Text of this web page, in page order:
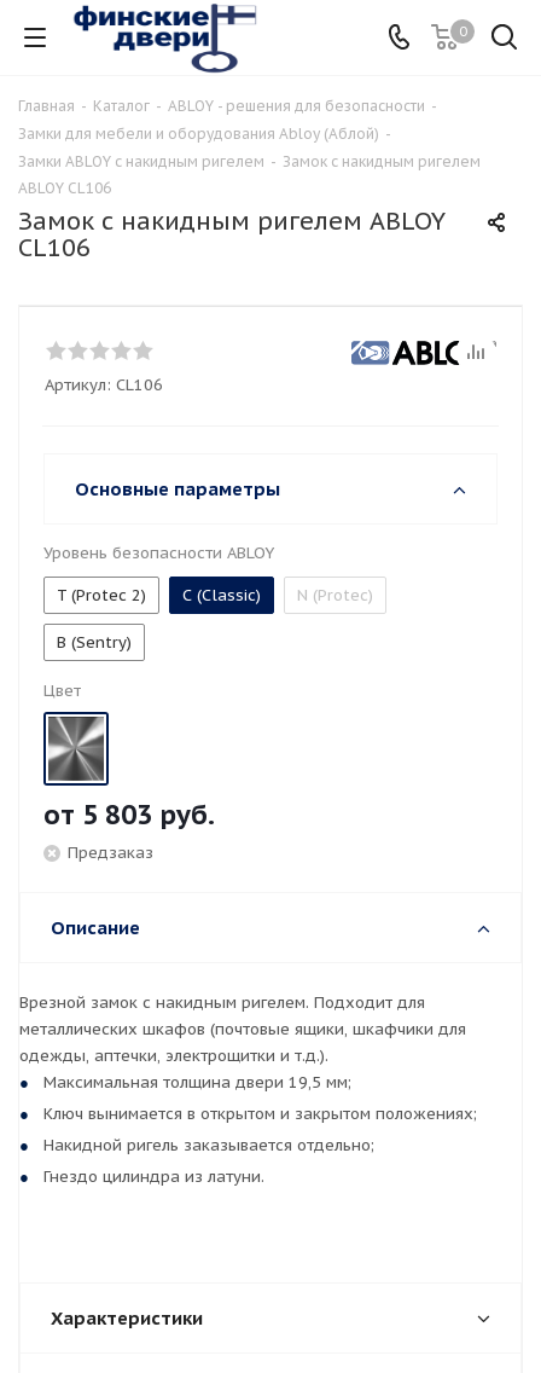
0
Главная - Каталог - ABLOY - решения для безопасности -
Замки для мебели и оборудования Abloy (Аблой) -
Замки ABLOY с накидным ригелем - Замок с накидным ригелем
ABLOY CL106
Замок с накидным ригелем ABLOY
CL106
Артикул: CL106
Основные параметры
Уровень безопасности ABLOY
T (Protec 2) С (Classic) N (Protec)
B (Sentry)
Цвет
от 5 803 руб.
Предзаказ
Описание
Врезной замок с накидным ригелем. Подходит для
металлических шкафов (почтовые ящики, шкафчики для
одежды, аптечки, электрощитки и т.д.).
Максимальная толщина двери 19,5 мм;
Ключ вынимается в открытом и закрытом положениях;
Накидной ригель заказывается отдельно;
Гнездо цилиндра из латуни.
Характеристики